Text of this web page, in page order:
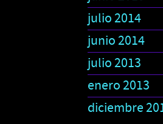
julio 2014
junio 2014
julio 2013
enero 2013
diciembre